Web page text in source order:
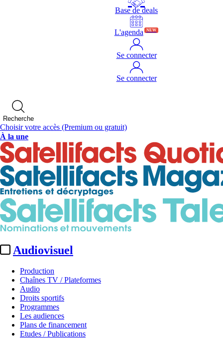
Base de deals
L'agenda NEW
Se connecter
Se connecter
Recherche
Choisir votre accès (Premium ou gratuit)
À la une
Audiovisuel
Production
Chaînes TV / Plateformes
Audio
Droits sportifs
Programmes
Les audiences
Plans de financement
Etudes / Publications